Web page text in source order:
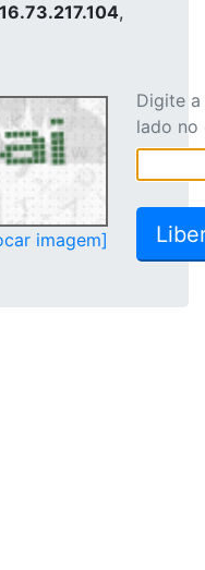
,
imagem]
Digite
lado no